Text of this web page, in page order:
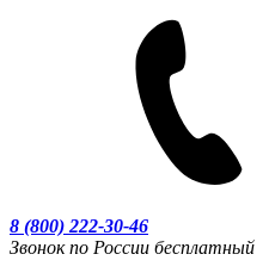
8 (800) 222-30-46
Звонок по России бесплатный